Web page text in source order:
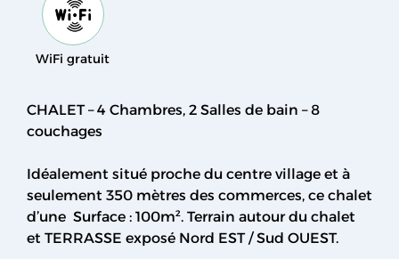
WiFi gratuit
CHALET – 4 Chambres, 2 Salles de bain – 8
couchages
Idéalement situé proche du centre village et à
seulement 350 mètres des commerces, ce chalet
d’une Surface : 100m². Terrain autour du chalet
et TERRASSE exposé Nord EST / Sud OUEST.